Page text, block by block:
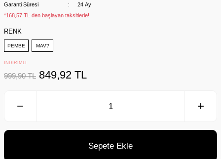
Garanti Süresi
24 Ay
*168,57 TL den başlayan taksitlerle!
RENK
PEMBE MAV?
İNDİRİMLİ
999,90 TL 849,92 TL
Sepete Ekle